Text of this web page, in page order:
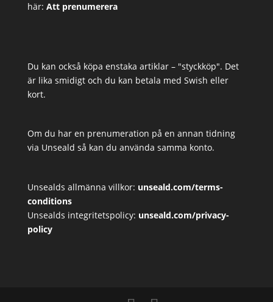
här: Att prenumerera
Du kan också köpa enstaka artiklar – "styckköp". Det
är lika smidigt och du kan betala med Swish eller
kort.
Om du har en prenumeration på en annan tidning
via Unseald så kan du använda samma konto.
Unsealds allmänna villkor: unseald.com/terms-
conditions
Unsealds integritetspolicy: unseald.com/privacy-
policy